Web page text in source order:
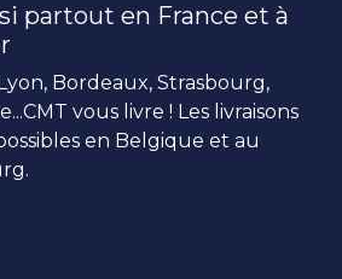
partout en France et à
Bordeaux, Strasbourg,
vous livre ! Les livraisons
en Belgique et au